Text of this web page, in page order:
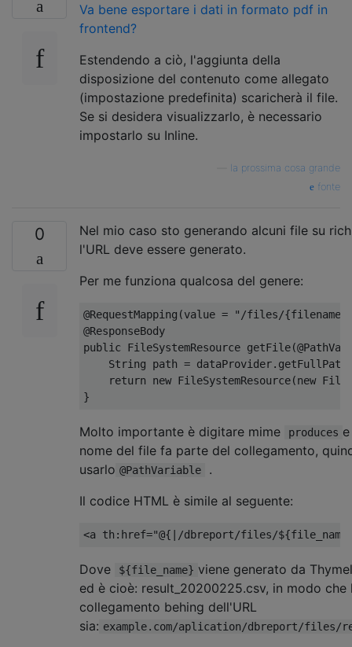
Va bene esportare i dati in formato pdf in
frontend?
Estendendo a ciò, l'aggiunta della
disposizione del contenuto come allegato
(impostazione predefinita) scaricherà il file.
Se si desidera visualizzarlo, è necessario
impostarlo su Inline.
la prossima cosa grande
fonte
0
Nel mio caso sto generando alcuni file su
l'URL deve essere generato.
Per me funziona qualcosa del genere:
@RequestMapping (value =
"/files/
@ResponseBody
public
FileSystemResource getFile(
String path = dataProvider. getFullPath
return
new FileSystemResource(new File
}
Molto importante è digitare mime produces
nome del file fa parte del collegamento,
usarlo @PathVariable
.
Il codice HTML è simile al seguente:
<a th : href="@{|/dbreport/files/
Dove ${file_name} viene generato da
ed è cioè: result_20200225.csv, in modo che
collegamento behing dell'URL
sia: example.com/aplication/dbreport/files/